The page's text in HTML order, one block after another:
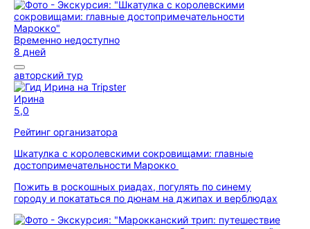
Временно недоступно
8 дней
авторский тур
Ирина
5,0
Рейтинг организатора
Шкатулка с королевскими сокровищами: главные
достопримечательности Марокко
Пожить в роскошных риадах, погулять по синему
городу и покататься по дюнам на джипах и верблюдах